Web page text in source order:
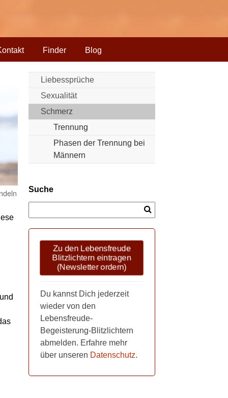
Finder Blog
Liebessprüche
Sexualität
Schmerz
Trennung
Phasen der Trennung bei
Männern
Suche
Zu den Lebensfreude
Blitzlichtern eintragen
(Newsletter ordern)
Du kannst Dich jederzeit
wieder von den
Lebensfreude-
Begeisterung-Blitzlichtern
abmelden. Erfahre mehr
über unseren Datenschutz.